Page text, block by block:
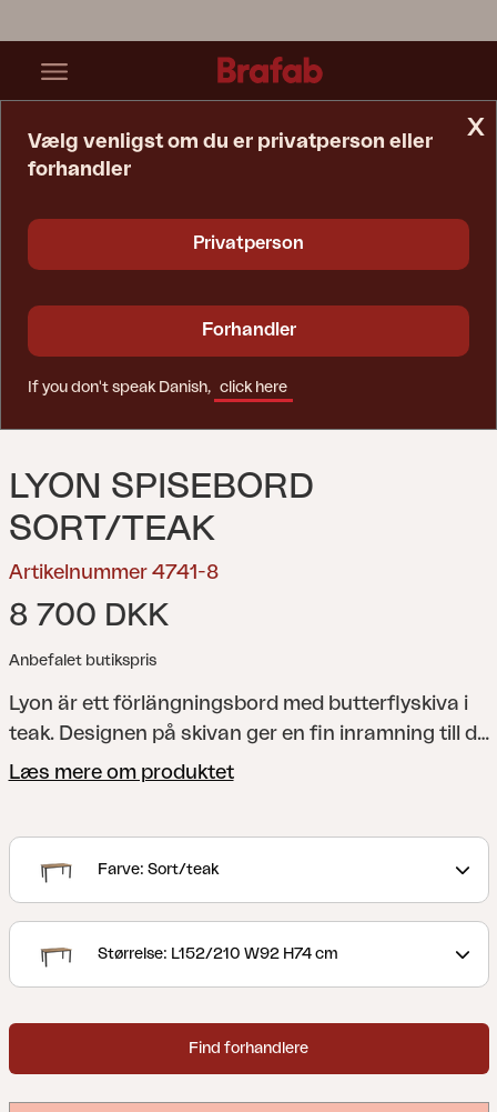
LYON SPISEBORD
SORT/TEAK
Artikelnummer 4741-8
8 700 DKK
Anbefalet butikspris
Lyon är ett förlängningsbord med butterflyskiva i
teak. Designen på skivan ger en fin inramning till de
rundade benen och hela konstruktionen är robust
Læs mere om produktet
Farve: Sort/teak
Størrelse: L152/210 W92 H74 cm
Find forhandlere
x
Vælg venligst om du er privatperson eller
forhandler
Privatperson
Forhandler
If you don't speak Danish, click here